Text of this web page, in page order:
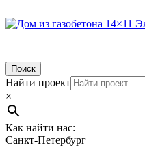
Поиск
Найти проект
×
Как найти нас:
Санкт-Петербург